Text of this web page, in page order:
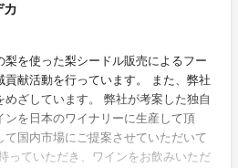
カ
を使った梨シードル販売によるフー
貢献活動を行っています。 また、弊社
ざしています。 弊社が考案した独自
を日本のワイナリーに生産して頂
て国内市場にご提案させていただいて
っていただき、ワインをお飲みいただ